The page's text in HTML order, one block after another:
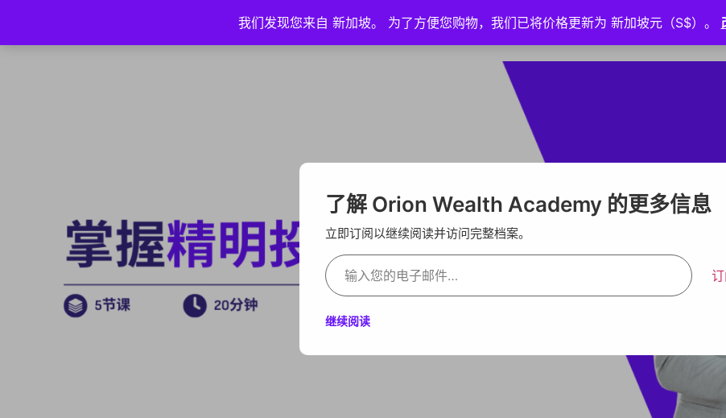
首页 活动 策略广场 教育 About
了解 Orion Wealth Academy 的更多信息
立即订阅以继续阅读并访问完整档案。
继续阅读
我们发现您来自 新加坡。 为了方便您购物，我们已将价格更新为 新加坡元（S$）。